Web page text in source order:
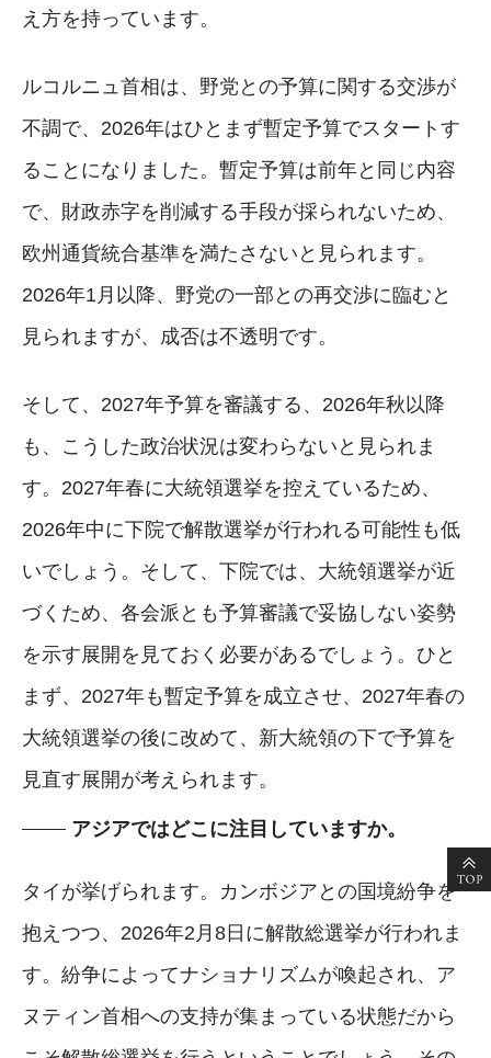
え方を持っています。
ルコルニュ首相は、野党との予算に関する交渉が
不調で、2026年はひとまず暫定予算でスタートす
ることになりました。暫定予算は前年と同じ内容
で、財政赤字を削減する手段が採られないため、
欧州通貨統合基準を満たさないと見られます。
2026年1月以降、野党の一部との再交渉に臨むと
見られますが、成否は不透明です。
そして、2027年予算を審議する、2026年秋以降
も、こうした政治状況は変わらないと見られま
す。2027年春に大統領選挙を控えているため、
2026年中に下院で解散選挙が行われる可能性も低
いでしょう。そして、下院では、大統領選挙が近
づくため、各会派とも予算審議で妥協しない姿勢
を示す展開を見ておく必要があるでしょう。ひと
まず、2027年も暫定予算を成立させ、2027年春の
大統領選挙の後に改めて、新大統領の下で予算を
見直す展開が考えられます。
アジアではどこに注目していますか。
タイが挙げられます。カンボジアとの国境紛争を
抱えつつ、2026年2月8日に解散総選挙が行われま
す。紛争によってナショナリズムが喚起され、ア
ヌティン首相への支持が集まっている状態だから